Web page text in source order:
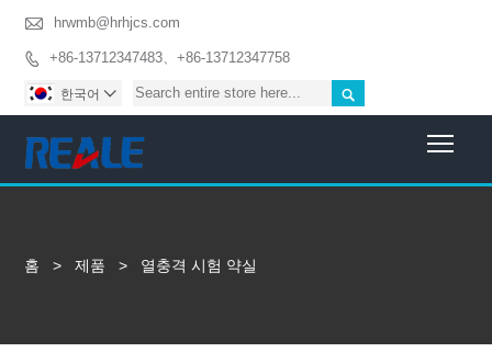
 hrwmb@hrhjcs.com
 +86-13712347483、+86-13712347758

한국어 
홈 > 제품 > 열충격 시험 약실